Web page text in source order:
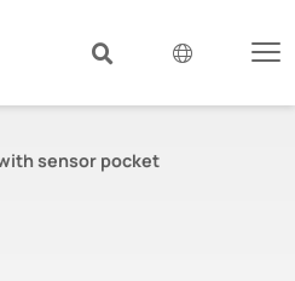
sensor pocket